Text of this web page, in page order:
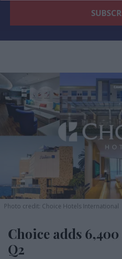
Photo credit: Choice Hotels International
Choice adds
Q2